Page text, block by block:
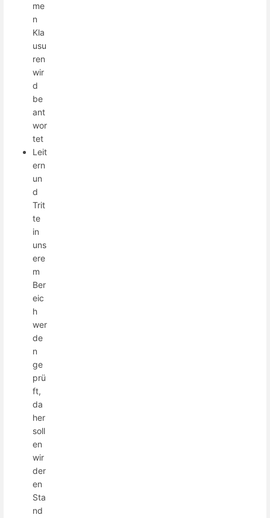
me
n
Kla
usu
ren
wir
d
be
ant
wor
tet
Leit
ern
un
d
Trit
te
in
uns
ere
m
Ber
eic
h
wer
de
n
ge
prü
ft,
da
her
soll
en
wir
der
en
Sta
nd